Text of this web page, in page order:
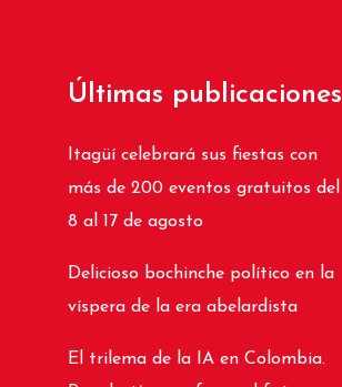
Últimas publicaciones
Itagüí celebrará sus fiestas con
más de 200 eventos gratuitos del
8 al 17 de agosto
Delicioso bochinche político en la
víspera de la era abelardista
El trilema de la IA en Colombia.